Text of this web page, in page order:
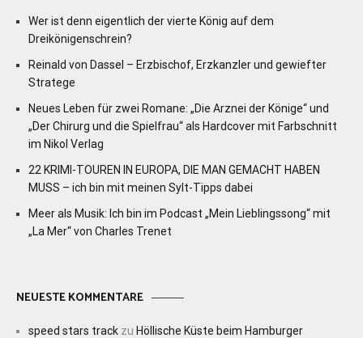
Wer ist denn eigentlich der vierte König auf dem
Dreikönigenschrein?
Reinald von Dassel – Erzbischof, Erzkanzler und gewiefter
Stratege
Neues Leben für zwei Romane: „Die Arznei der Könige“ und
„Der Chirurg und die Spielfrau“ als Hardcover mit Farbschnitt
im Nikol Verlag
22 KRIMI-TOUREN IN EUROPA, DIE MAN GEMACHT HABEN
MUSS – ich bin mit meinen Sylt-Tipps dabei
Meer als Musik: Ich bin im Podcast „Mein Lieblingssong“ mit
„La Mer“ von Charles Trenet
NEUESTE KOMMENTARE
speed stars track zu Höllische Küste beim Hamburger